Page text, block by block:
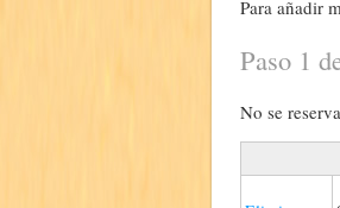
Para añadir
Paso 1
No se